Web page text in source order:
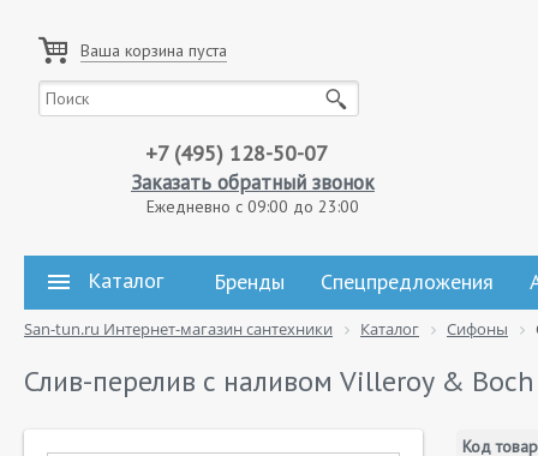
Ваша корзина пуста
+7 (495) 128-50-07
Заказать обратный звонок
Ежедневно с 09:00 до 23:00
Каталог Бренды Спецпредложения
San-tun.ru Интернет-магазин сантехники Каталог Сифоны
Слив-перелив с наливом Villeroy &
Код